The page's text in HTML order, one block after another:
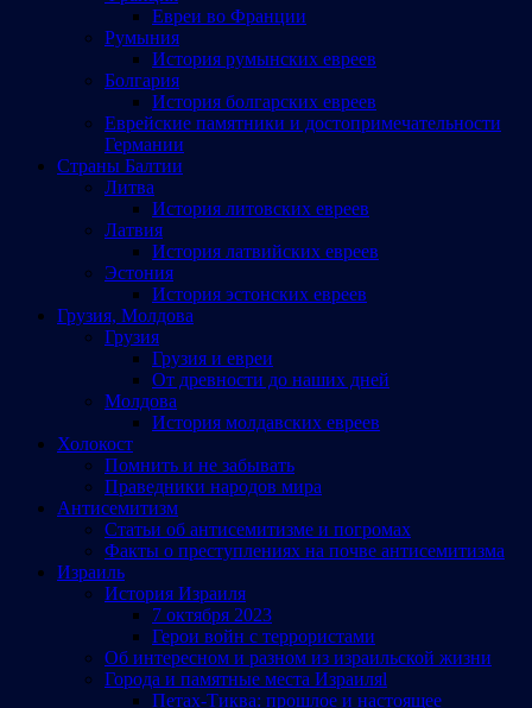
Евреи во Франции
Румыния
История румынских евреев
Болгария
История болгарских евреев
Еврейские памятники и достопримечательности
Германии
Страны Балтии
Литва
История литовских евреев
Латвия
История латвийских евреев
Эстония
История эстонских евреев
Грузия, Молдова
Грузия
Грузия и евреи
От древности до наших дней
Молдова
История молдавских евреев
Холокост
Помнить и не забывать
Праведники народов мира
Антисемитизм
Статьи об антисемитизме и погромах
Факты о преступлениях на почве антисемитизма
Израиль
История Израиля
7 октября 2023
Герои войн с террористами
Об интересном и разном из израильской жизни
Города и памятные места Израиляl
Петах-Тиква: прошлое и настоящее